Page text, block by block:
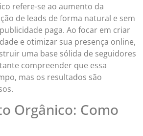
refere-se ao aumento da
de leads de forma natural e sem
paga. Ao focar em criar
e otimizar sua presença online,
uma base sólida de seguidores
compreender que essa
mas os resultados são
Orgânico: Como